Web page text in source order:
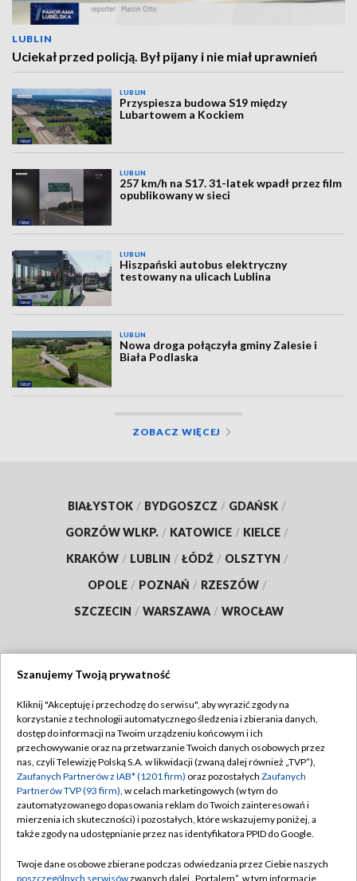
LUBLIN
Uciekał przed policją. Był pijany i nie miał uprawnień
LUBLIN
Przyspiesza budowa S19 między
Lubartowem a Kockiem
LUBLIN
257 km/h na S17. 31-latek wpadł przez film
opublikowany w sieci
LUBLIN
Hiszpański autobus elektryczny
testowany na ulicach Lublina
LUBLIN
Nowa droga połączyła gminy Zalesie i
Biała Podlaska
ZOBACZ WIĘCEJ
BIAŁYSTOK / BYDGOSZCZ / GDAŃSK /
GORZÓW WLKP. / KATOWICE / KIELCE /
KRAKÓW / LUBLIN / ŁÓDŹ / OLSZTYN /
OPOLE / POZNAŃ / RZESZÓW /
SZCZECIN / WARSZAWA / WROCŁAW
TVP
Abonament TVP
Emisja w TVP
Centrum informacji TVP
Naziemna Telewizja Cyfrowa
Rada Programowa
Regulamin TVP
Polityka prywatności
Moje zgody
Pomoc
Szanujemy Twoją prywatność
Kliknij "Akceptuję i przechodzę do serwisu", aby wyrazić zgody na
korzystanie z technologii automatycznego śledzenia i zbierania danych,
dostęp do informacji na Twoim urządzeniu końcowym i ich
przechowywanie oraz na przetwarzanie Twoich danych osobowych przez
nas, czyli Telewizję Polską S.A. w likwidacji (zwaną dalej również „TVP”),
Zaufanych Partnerów z IAB* (1201 firm) oraz pozostałych Zaufanych
Partnerów TVP (93 firm), w celach marketingowych (w tym do
zautomatyzowanego dopasowania reklam do Twoich zainteresowań i
mierzenia ich skuteczności) i pozostałych, które wskazujemy poniżej, a
także zgody na udostępnianie przez nas identyfikatora PPID do Google.
Twoje dane osobowe zbierane podczas odwiedzania przez Ciebie naszych
poszczególnych serwisówzwanych dalej „Portalem”, w tym informacje